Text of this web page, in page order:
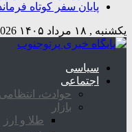
پایان سفر کوتاه
یکشنبه , ۱۸ مرداد ۱۴۰۵ - 08 - 09
سیاسی
اجتماعی
حوادث، انتظامی
بازار
طلا و ارز